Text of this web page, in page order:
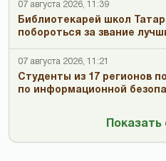
07 августа 2026, 11:39
Библиотекарей школ
побороться за звание
07 августа 2026, 11:21
Студенты из 17 регионов
по информационной